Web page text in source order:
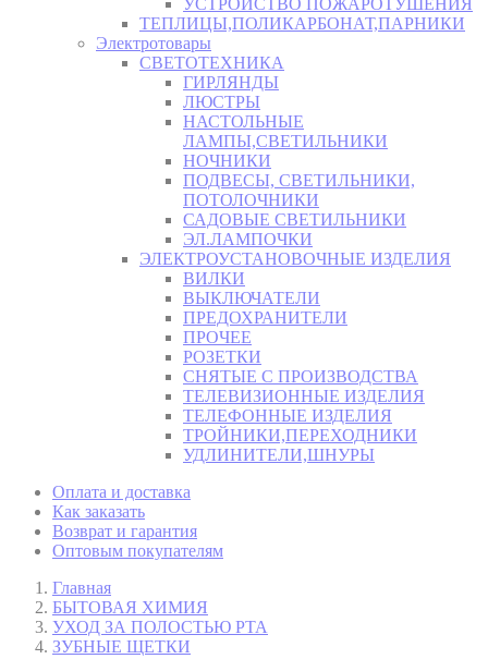
УСТРОЙСТВО ПОЖАРОТУШЕНИЯ
ТЕПЛИЦЫ,ПОЛИКАРБОНАТ,ПАРНИКИ
Электротовары
СВЕТОТЕХНИКА
ГИРЛЯНДЫ
ЛЮСТРЫ
НАСТОЛЬНЫЕ
ЛАМПЫ,СВЕТИЛЬНИКИ
НОЧНИКИ
ПОДВЕСЫ, СВЕТИЛЬНИКИ,
ПОТОЛОЧНИКИ
САДОВЫЕ СВЕТИЛЬНИКИ
ЭЛ.ЛАМПОЧКИ
ЭЛЕКТРОУСТАНОВОЧНЫЕ ИЗДЕЛИЯ
ВИЛКИ
ВЫКЛЮЧАТЕЛИ
ПРЕДОХРАНИТЕЛИ
ПРОЧЕЕ
РОЗЕТКИ
СНЯТЫЕ С ПРОИЗВОДСТВА
ТЕЛЕВИЗИОННЫЕ ИЗДЕЛИЯ
ТЕЛЕФОННЫЕ ИЗДЕЛИЯ
ТРОЙНИКИ,ПЕРЕХОДНИКИ
УДЛИНИТЕЛИ,ШНУРЫ
Оплата и доставка
Как заказать
Возврат и гарантия
Оптовым покупателям
Главная
БЫТОВАЯ ХИМИЯ
УХОД ЗА ПОЛОСТЬЮ РТА
ЗУБНЫЕ ЩЕТКИ